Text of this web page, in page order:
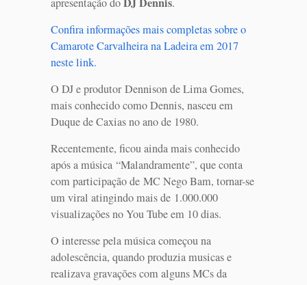
Confira informações mais completas sobre o
Camarote Carvalheira na Ladeira em 2017
neste link.
O DJ e produtor Dennison de Lima Gomes,
mais conhecido como Dennis, nasceu em
Duque de Caxias no ano de 1980.
Recentemente, ficou ainda mais conhecido
após a música “Malandramente”, que conta
com participação de MC Nego Bam, tornar-se
um viral atingindo mais de 1.000.000
visualizações no You Tube em 10 dias.
O interesse pela música começou na
adolescência, quando produzia musicas e
realizava gravações com alguns MCs da